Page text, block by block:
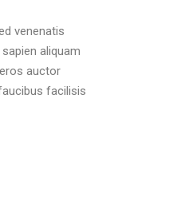
venenatis
aliquam
auctor
facilisis